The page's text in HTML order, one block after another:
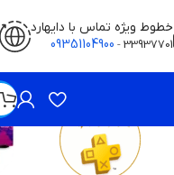
خطوط ویژه تماس با دایهارد
33937701
-
09351104900